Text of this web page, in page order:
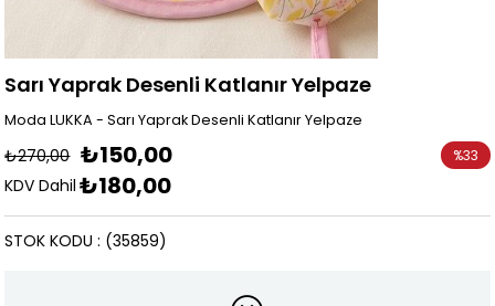
Sarı Yaprak Desenli Katlanır Yelpaze
Moda LUKKA - Sarı Yaprak Desenli Katlanır Yelpaze
₺270,00 ₺150,00
KDV Dahil ₺180,00
%33
(35859)
STOK KODU